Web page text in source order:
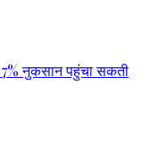
7% नुकसान पहुंचा सकती